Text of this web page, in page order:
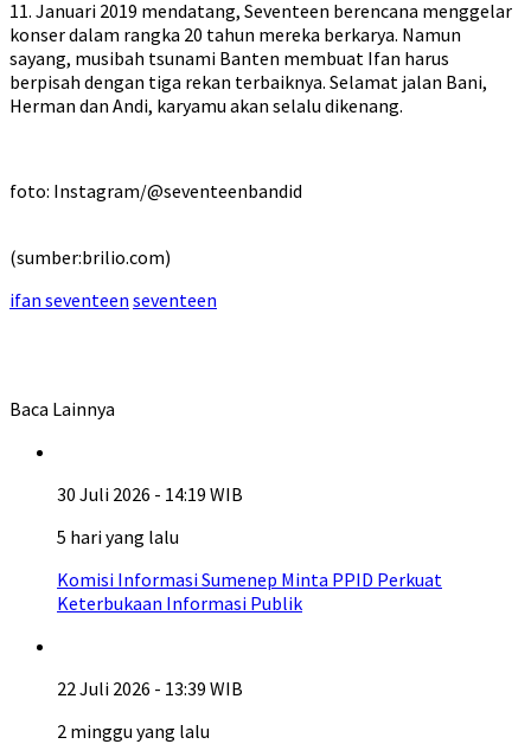
11. Januari 2019 mendatang, Seventeen berencana menggelar
konser dalam rangka 20 tahun mereka berkarya. Namun
sayang, musibah tsunami Banten membuat Ifan harus
berpisah dengan tiga rekan terbaiknya. Selamat jalan Bani,
Herman dan Andi, karyamu akan selalu dikenang.
foto: Instagram/@seventeenbandid
(sumber:brilio.com)
ifan seventeen seventeen
Baca Lainnya
30 Juli 2026 - 14:19 WIB
5 hari yang lalu
Komisi Informasi Sumenep Minta PPID Perkuat
Keterbukaan Informasi Publik
22 Juli 2026 - 13:39 WIB
2 minggu yang lalu